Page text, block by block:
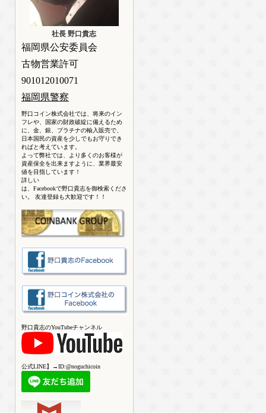
社長 野口貴志
福岡県公安委員会
古物営業許可
901012010071
福岡県警察
野口コイン株式会社では、将来のイン
フレや、国家の財政破綻に備えるため
に、金、銀、プラチナの輸入販売で、
日本国民の資産を少しでもお守りでき
ればと考えています。
よって弊社では、より多くのお客様が
資産保全を出来ますように、業界最安
値を目指しています！
詳しい
は、Facebookで野口貴志を御検索くださ
い。 友達登録も大歓迎です！！
野口貴志のYouTubeチャンネル
公式LINE】→ID:@noguchicoin